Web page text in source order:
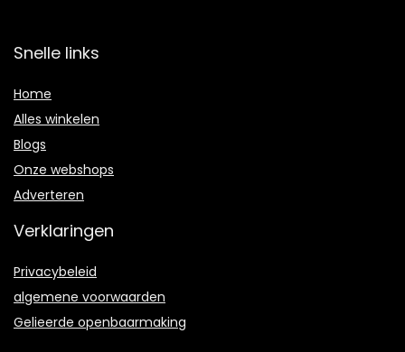
Snelle links
Home
Alles winkelen
Blogs
Onze webshops
Adverteren
Verklaringen
Privacybeleid
algemene voorwaarden
Gelieerde openbaarmaking